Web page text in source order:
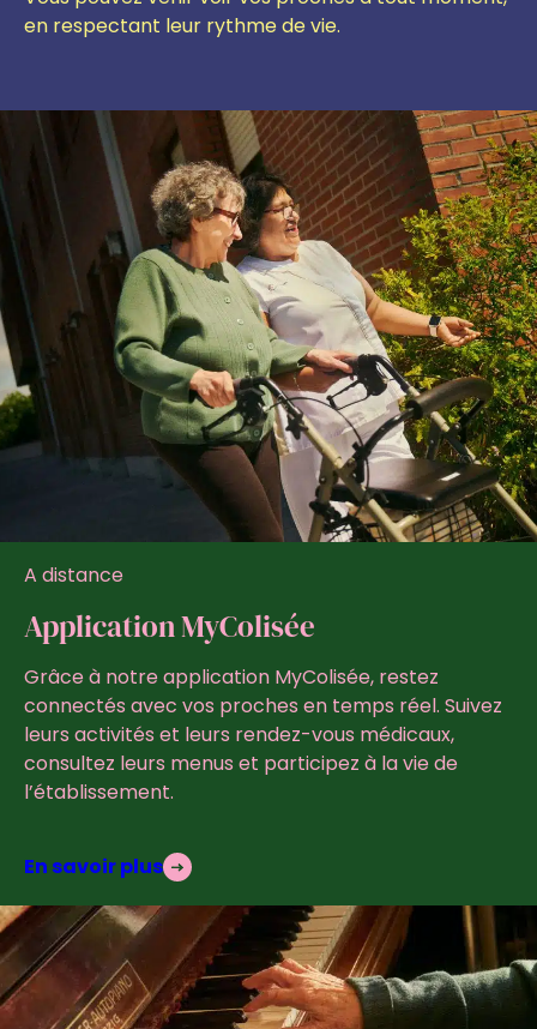
en respectant leur rythme de vie.
A distance
Application MyColisée
Grâce à notre application MyColisée, restez
connectés avec vos proches en temps réel. Suivez
leurs activités et leurs rendez-vous médicaux,
consultez leurs menus et participez à la vie de
l’établissement.
En savoir plus